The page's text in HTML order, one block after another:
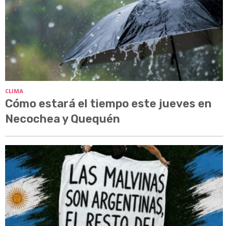
CLIMA
Cómo estará el tiempo este jueves en
Necochea y Quequén